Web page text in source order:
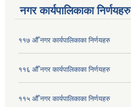
नगर कार्यपालिकाका निर्णयहरु
११७ औँ नगर कार्यपालिकाका निर्णयहरु
११६ औँ नगर कार्यपालिकाका निर्णयहरु
११५ औँ नगर कार्यपालिकाका निर्णयहरु